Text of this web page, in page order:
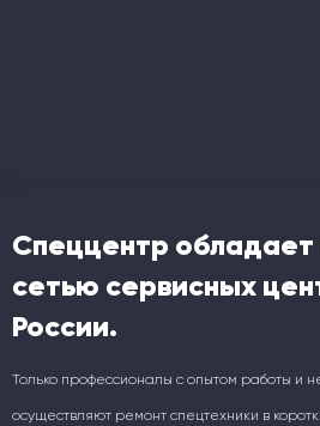
Спеццентр
сетью сервисных
России.
Только профессионалы с опытом работы и
осуществляют ремонт спецтехники в